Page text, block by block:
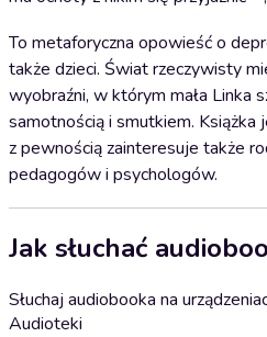
To metaforyczna opowieść o
także dzieci. Świat rzeczywisty
wyobraźni, w którym mała Linka
samotnością i smutkiem. Książka
z pewnością zainteresuje także
pedagogów i psychologów.
Jak słuchać
Słuchaj audiobooka na
Audioteki